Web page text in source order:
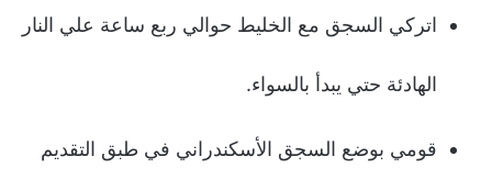
اتركي السجق مع الخليط حوالي ربع ساعة علي النار
الهادئة حتي يبدأ بالسواء.
قومي بوضع السجق الأسكندراني في طبق التقديم